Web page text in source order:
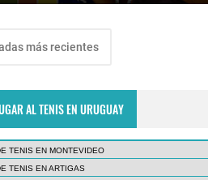
más recientes
AL TENIS EN URUGUAY
TENIS EN MONTEVIDEO
TENIS EN ARTIGAS